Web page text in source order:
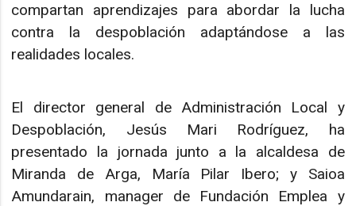
compartan aprendizajes para abordar la lucha
contra la despoblación adaptándose a las
realidades locales.
El director general de Administración Local y
Despoblación, Jesús Mari Rodríguez, ha
presentado la jornada junto a la alcaldesa de
Miranda de Arga, María Pilar Ibero; y Saioa
Amundarain, manager de Fundación Emplea y